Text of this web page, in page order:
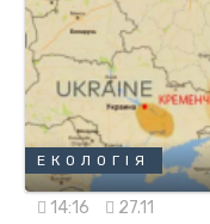
ЕКОЛОГІЯ
14:16 27.11